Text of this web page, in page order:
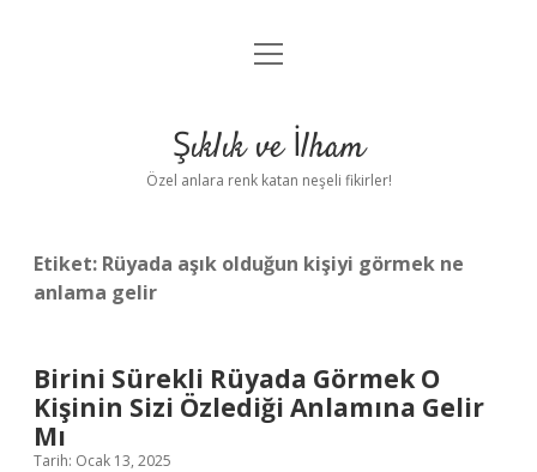
Anasayfa
Yasal Uyarı
menüyü
Şıklık ve İlham
Özel anlara renk katan neşeli fikirler!
Etiket: Rüyada aşık olduğun kişiyi görmek ne
anlama gelir
Birini Sürekli Rüyada Görmek O
Kişinin Sizi Özlediği Anlamına Gelir
Mı
Tarih: Ocak 13, 2025